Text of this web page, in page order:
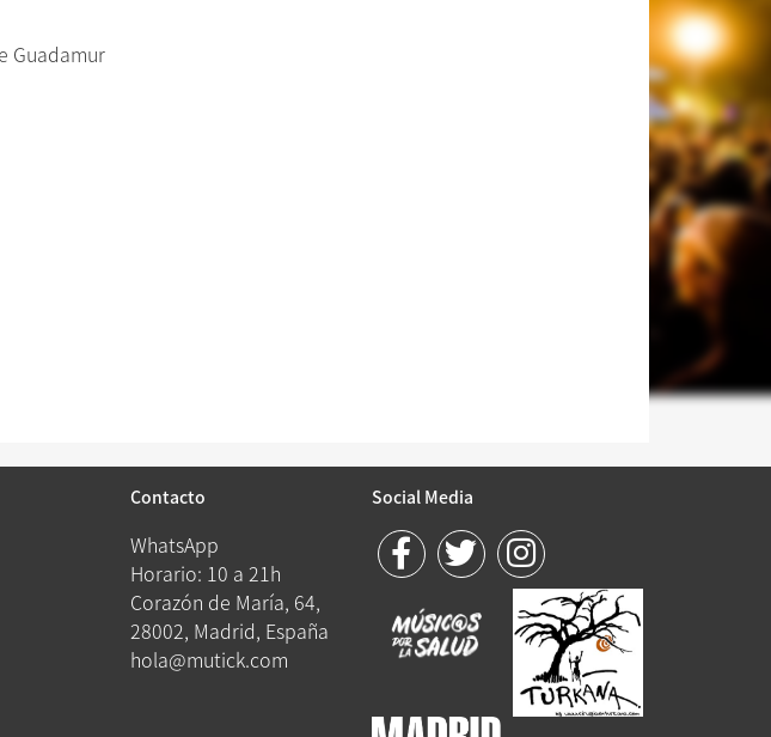
Guadamur
Contacto
WhatsApp
Horario: 10 a 21h
Corazón de María, 64,
28002, Madrid, España
hola@mutick.com
Social Media